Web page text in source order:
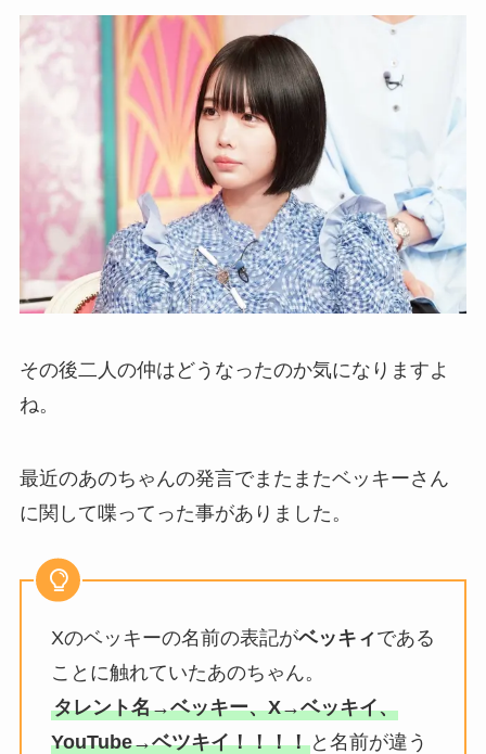
その後二人の仲はどうなったのか気になりますよ
ね。
最近のあのちゃんの発言でまたまたベッキーさん
に関して喋ってった事がありました。
Xのベッキーの名前の表記がベッキィである
ことに触れていたあのちゃん。
タレント名→ベッキー、X→ベッキイ、
YouTube→ベツキイ！！！！と名前が違う